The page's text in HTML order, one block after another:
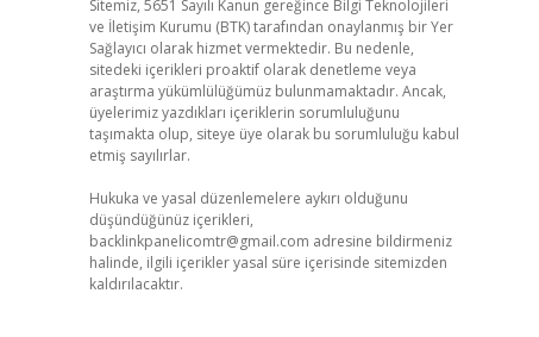
Sitemiz, 5651 Sayılı Kanun gereğince Bilgi Teknolojileri
ve İletişim Kurumu (BTK) tarafından onaylanmış bir Yer
Sağlayıcı olarak hizmet vermektedir. Bu nedenle,
sitedeki içerikleri proaktif olarak denetleme veya
araştırma yükümlülüğümüz bulunmamaktadır. Ancak,
üyelerimiz yazdıkları içeriklerin sorumluluğunu
taşımakta olup, siteye üye olarak bu sorumluluğu kabul
etmiş sayılırlar.
Hukuka ve yasal düzenlemelere aykırı olduğunu
düşündüğünüz içerikleri,
backlinkpanelicomtr@gmail.com adresine bildirmeniz
halinde, ilgili içerikler yasal süre içerisinde sitemizden
kaldırılacaktır.